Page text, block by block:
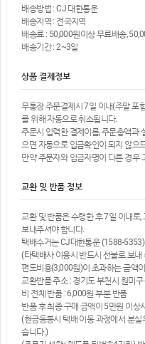
배송방법 : CJ 대한통운
배송지역 : 전국지역
배송료 : 50,000원이상 무료배송,
배송기간 : 2~3일
상품 결제정보
무통장 주문결제시 7일 이내(주말 포
를 위해 자동으로 취소됩니다.
주문시 입력한 결제이름, 주문총액과
으면 자동으로 입금확인이 되지 않으
만약 주문자와 입금자명이 다른 경우
교환 및 반품 정보
교환 및 반품은 수령한 후 7일 이내로
보내주셔야 합니다.
택배수거는 CJ대한통운 (1588-
(타택배사 이용시 반드시 선불로 보
편도비용(3,000원)이 초과하는 금액
교환반품 주소 : 경기도 부천시 원미
비 전체 반품 : 6,000원 부분 반품
반품 후 최종 구매 금액이 5만원 이상
(현금동봉시 택배 이동 과정에서 분
습니다.)